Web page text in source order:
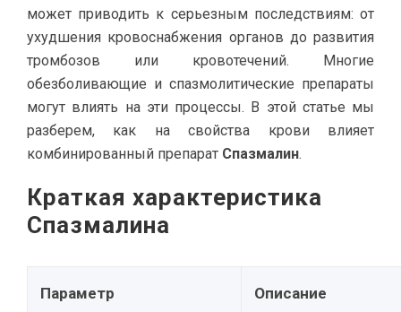
может приводить к серьезным последствиям: от
ухудшения кровоснабжения органов до развития
тромбозов или кровотечений. Многие
обезболивающие и спазмолитические препараты
могут влиять на эти процессы. В этой статье мы
разберем, как на свойства крови влияет
комбинированный препарат Спазмалин.
Краткая характеристика
Спазмалина
Параметр Описание